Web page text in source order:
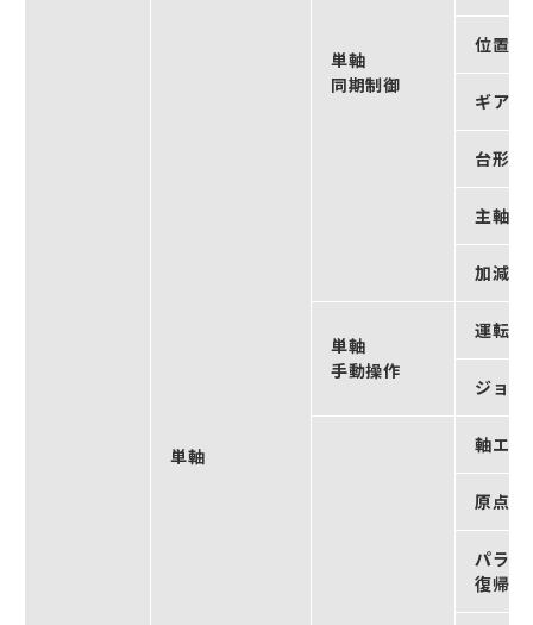
単軸
単軸
同期制御
位置指
ギア動
台形パ
主軸相
加減算
単軸
手動操作
運転可
ジョグ
軸エラ
原点復
パラメ
復帰